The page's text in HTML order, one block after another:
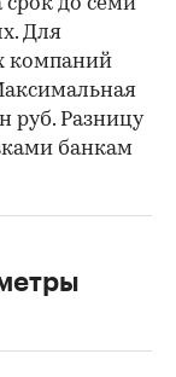
Для
компаний
руб. Разницу
банкам